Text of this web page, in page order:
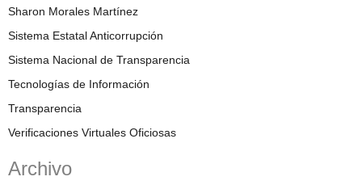
Sharon Morales Martínez
Sistema Estatal Anticorrupción
Sistema Nacional de Transparencia
Tecnologías de Información
Transparencia
Verificaciones Virtuales Oficiosas
Archivo